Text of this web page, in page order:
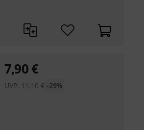
7,90€
UVP: 11,10 € -29%